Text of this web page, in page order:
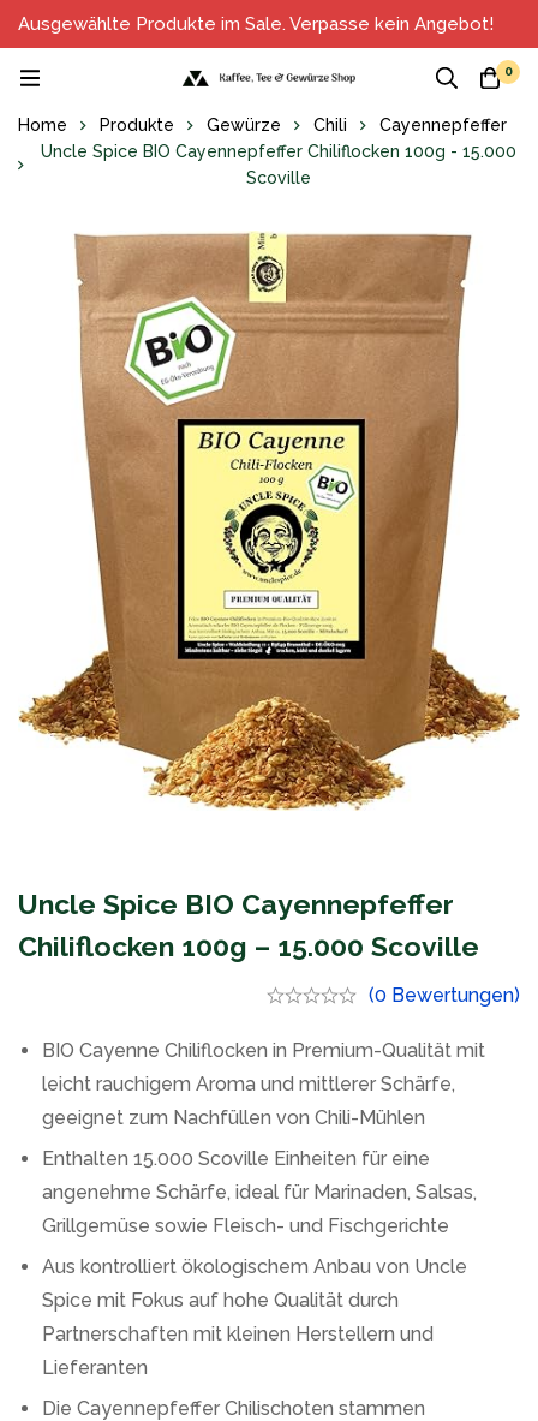
Ausgewählte Produkte im Sale. Verpasse kein Angebot!
0
Home Produkte Gewürze Chili
Cayennepfeffer
Uncle Spice BIO Cayennepfeffer Chiliflocken 100g - 15.000
Scoville
Uncle Spice BIO Cayennepfeffer
Chiliflocken 100g – 15.000 Scoville
(0 Bewertungen)
BIO Cayenne Chiliflocken in Premium-Qualität mit
leicht rauchigem Aroma und mittlerer Schärfe,
geeignet zum Nachfüllen von Chili-Mühlen
Enthalten 15.000 Scoville Einheiten für eine
angenehme Schärfe, ideal für Marinaden, Salsas,
Grillgemüse sowie Fleisch- und Fischgerichte
Aus kontrolliert ökologischem Anbau von Uncle
Spice mit Fokus auf hohe Qualität durch
Partnerschaften mit kleinen Herstellern und
Lieferanten
Die Cayennepfeffer Chilischoten stammen